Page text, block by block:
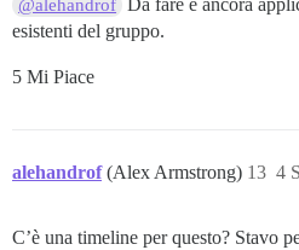
@alehandrof
Da fare è ancora
esistenti del gruppo.
5 Mi Piace
alehandrof (Alex Armstrong) 4
13
C’è una timeline per questo? Stavo